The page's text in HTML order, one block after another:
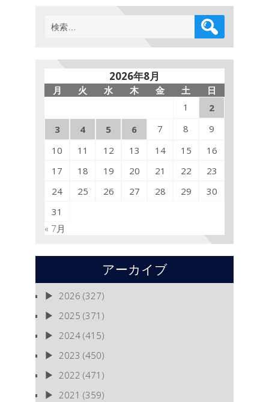
検
索:
2026年8月
月 火 水 木 金 土
日
1
2
3
4 5 6 7 8
9
10
11 12 13 14 15
16
17
18 19 20 21 22
23
24
25 26 27 28 29
30
31
« 7月
アーカイブ
2026 (327)
2025 (371)
2024 (415)
2023 (450)
2022 (471)
2021 (359)